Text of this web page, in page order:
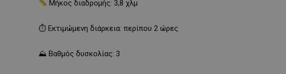
Μήκος διαδρομής: 3,8 χλμ
⏱ Εκτιμώμενη διάρκεια: περίπου 2 ώρες
⛰ Βαθμός δυσκολίας: 3